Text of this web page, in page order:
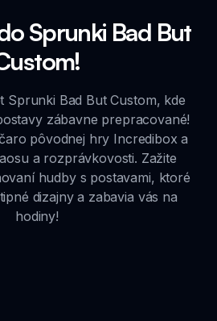
Sprunki Bad But
Sprunki Bad But Custom, kde
zábavne prepracované!
pôvodnej hry Incredibox a
a rozprávkovosti. Zažite
hudby s postavami, ktoré
dizajny a zabavia vás na
hodiny!